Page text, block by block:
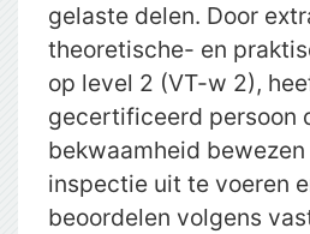
gelaste delen. Door
theoretische- en
op level 2 (VT-w 2),
gecertificeerd persoon
bekwaamheid
inspectie uit te voeren
beoordelen volgens